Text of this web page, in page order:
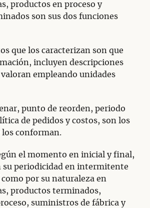
productos en proceso y
son sus dos funciones
que los caracterizan son que
incluyen descripciones
empleando unidades
punto de reorden, periodo
de pedidos y costos, son los
los conforman.
el momento en inicial y final,
su periodicidad en intermitente
por su naturaleza en
productos terminados,
suministros de fábrica y